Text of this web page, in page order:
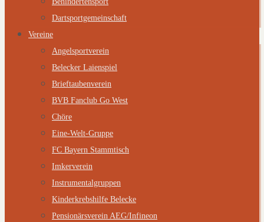
Dartsportgemeinschaft
Vereine
Angelsportverein
Belecker Laienspiel
Brieftaubenverein
BVB Fanclub Go West
Chöre
Eine-Welt-Gruppe
FC Bayern Stammtisch
Imkerverein
Instrumentalgruppen
Kinderkrebshilfe Belecke
Pensionärsverein AEG/Infineon